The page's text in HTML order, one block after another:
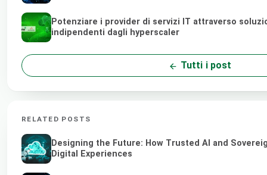
Potenziare i provider di servizi IT attraverso
indipendenti dagli hyperscaler
Tutti i post
RELATED POSTS
Designing the Future: How Trusted AI and
Digital Experiences